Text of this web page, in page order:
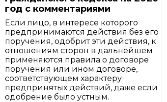
год с комментариями
Если лицо, в интересе которого
предпринимаются действия без его
поручения, одобрит эти действия, к
отношениям сторон в дальнейшем
применяются правила о договоре
поручения или ином договоре,
соответствующем характеру
предпринятых действий, даже если
одобрение было устным.